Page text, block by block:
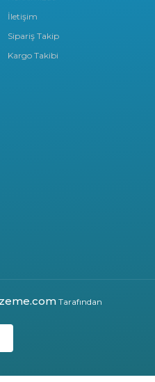
İletişim
Sipariş Takip
Kargo Takibi
Tarafından